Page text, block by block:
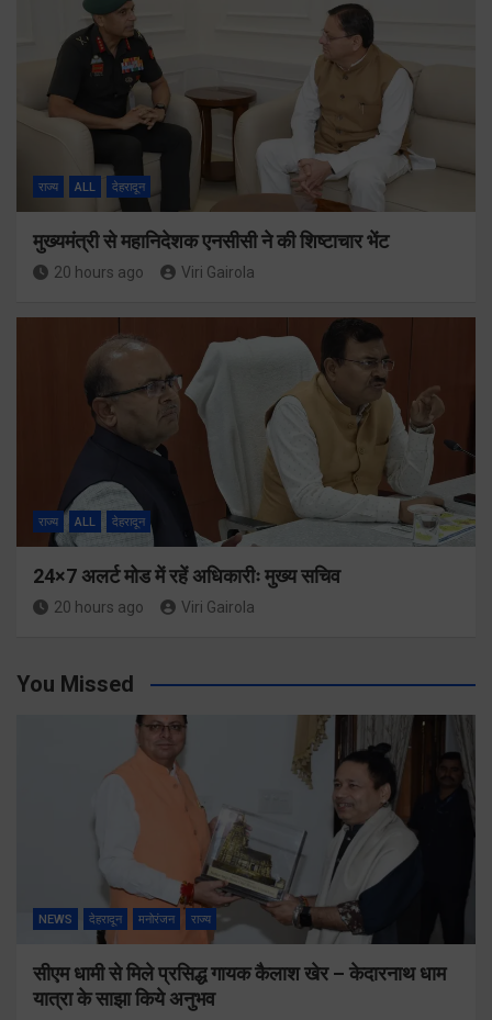
राज्य ALL देहरादून
मुख्यमंत्री से महानिदेशक एनसीसी ने की शिष्टाचार भेंट
20 hours ago Viri Gairola
राज्य ALL देहरादून
24×7 अलर्ट मोड में रहें अधिकारीः मुख्य सचिव
20 hours ago Viri Gairola
You Missed
NEWS देहरादून मनोरंजन राज्य
सीएम धामी से मिले प्रसिद्ध गायक कैलाश खेर – केदारनाथ धाम
यात्रा के साझा किये अनुभव